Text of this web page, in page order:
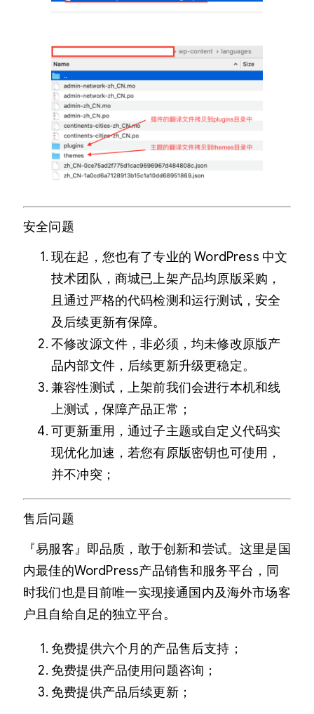
安全问题
现在起，您也有了专业的 WordPress 中文
技术团队，商城已上架产品均原版采购，
且通过严格的代码检测和运行测试，安全
及后续更新有保障。
不修改源文件，非必须，均未修改原版产
品内部文件，后续更新升级更稳定。
兼容性测试，上架前我们会进行本机和线
上测试，保障产品正常；
可更新重用，通过子主题或自定义代码实
现优化加速，若您有原版密钥也可使用，
并不冲突；
售后问题
『易服客』即品质，敢于创新和尝试。这里是国
内最佳的WordPress产品销售和服务平台，同
时我们也是目前唯一实现接通国内及海外市场客
户且自给自足的独立平台。
免费提供六个月的产品售后支持；
免费提供产品使用问题咨询；
免费提供产品后续更新；